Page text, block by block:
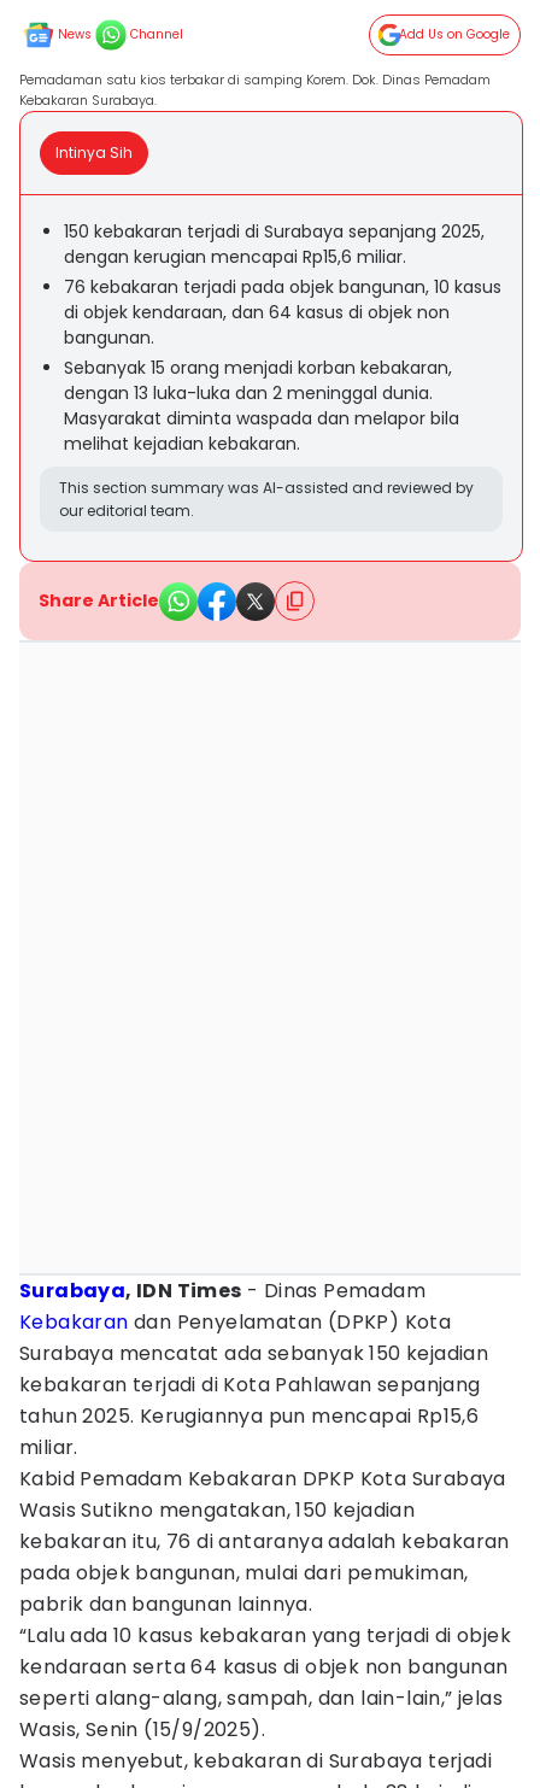
News Channel Add Us on Google
Pemadaman satu kios terbakar di samping Korem. Dok. Dinas Pemadam
Kebakaran Surabaya.
Intinya Sih
150 kebakaran terjadi di Surabaya sepanjang 2025,
dengan kerugian mencapai Rp15,6 miliar.
76 kebakaran terjadi pada objek bangunan, 10 kasus
di objek kendaraan, dan 64 kasus di objek non
bangunan.
Sebanyak 15 orang menjadi korban kebakaran,
dengan 13 luka-luka dan 2 meninggal dunia.
Masyarakat diminta waspada dan melapor bila
melihat kejadian kebakaran.
This section summary was AI-assisted and reviewed by
our editorial team.
Share Article
Surabaya, IDN Times - Dinas Pemadam
Kebakaran dan Penyelamatan (DPKP) Kota
Surabaya mencatat ada sebanyak 150 kejadian
kebakaran terjadi di Kota Pahlawan sepanjang
tahun 2025. Kerugiannya pun mencapai Rp15,6
miliar.
Kabid Pemadam Kebakaran DPKP Kota Surabaya
Wasis Sutikno mengatakan, 150 kejadian
kebakaran itu, 76 di antaranya adalah kebakaran
pada objek bangunan, mulai dari pemukiman,
pabrik dan bangunan lainnya.
“Lalu ada 10 kasus kebakaran yang terjadi di objek
kendaraan serta 64 kasus di objek non bangunan
seperti alang-alang, sampah, dan lain-lain,” jelas
Wasis, Senin (15/9/2025).
Wasis menyebut, kebakaran di Surabaya terjadi